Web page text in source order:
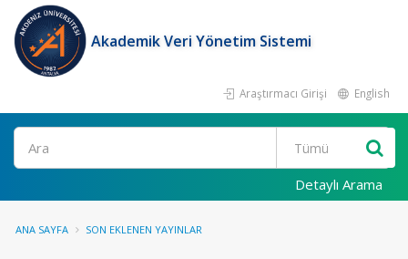
Akademik Veri Yönetim Sistemi
Araştırmacı Girişi English
Ara
Detaylı Arama
ANA SAYFA SON EKLENEN YAYINLAR